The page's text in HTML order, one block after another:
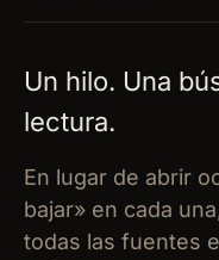
Un hilo. Una
lectura.
En lugar de abrir
bajar» en cada
todas las fuentes